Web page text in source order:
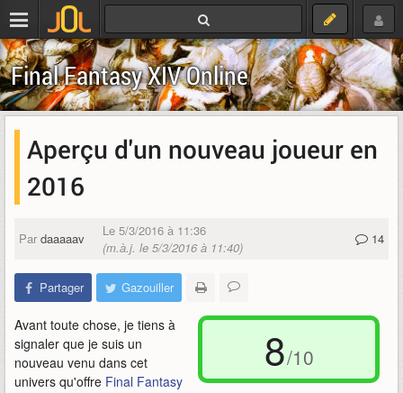
Final Fantasy XIV Online
Aperçu d'un nouveau joueur en
2016
Par daaaaav
Le 5/3/2016 à 11:36
(m.à.j. le 5/3/2016 à 11:40)
14
Partager Gazouiller
8/10
Avant toute chose, je tiens à
signaler que je suis un
nouveau venu dans cet
univers qu'offre Final Fantasy